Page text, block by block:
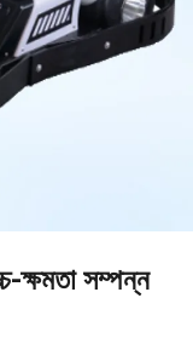
ক্ষমতা সম্পন্ন